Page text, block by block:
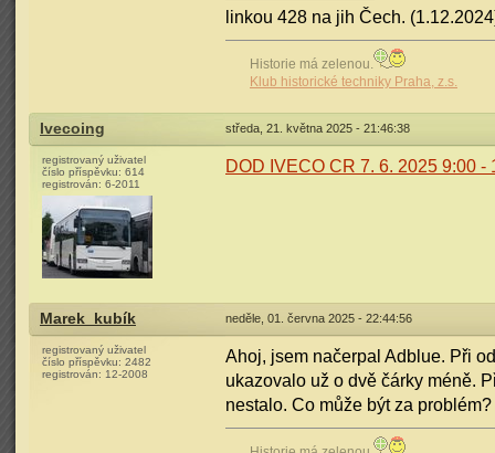
linkou 428 na jih Čech.
Historie má zelenou.
Klub historické techniky Praha, z.s.
Ivecoing středa, 21. května 2025 - 21:46:38
registrovaný uživatel
číslo příspěvku: 614
registrován: 6-2011
DOD IVECO CR 7. 6. 2025 9:00 -
Marek_kubík neděle, 01. června 2025 - 22:44:56
registrovaný uživatel
číslo příspěvku: 2482
registrován: 12-2008
Ahoj, jsem načerpal Adblue. Při
ukazovalo už o dvě čárky méně.
nestalo. Co může být za